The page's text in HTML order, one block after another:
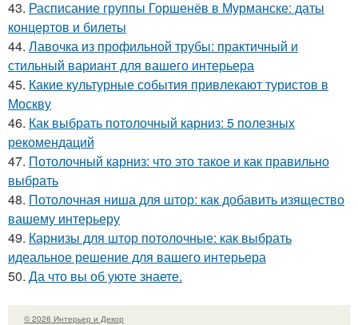
43. Расписание группы Горшенёв в Мурманске: даты
концертов и билеты
44. Лавочка из профильной трубы: практичный и
стильный вариант для вашего интерьера
45. Какие культурные события привлекают туристов в
Москву
46. Как выбрать потолочный карниз: 5 полезных
рекомендаций
47. Потолочный карниз: что это такое и как правильно
выбрать
48. Потолочная ниша для штор: как добавить изящество
вашему интерьеру
49. Карнизы для штор потолочные: как выбрать
идеальное решение для вашего интерьера
50. Да что вы об уюте знаете.
© 2026 Интерьер и Декор